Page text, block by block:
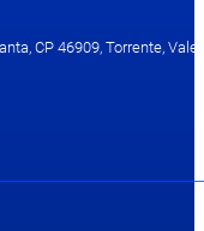
CP 46909, Torrente,